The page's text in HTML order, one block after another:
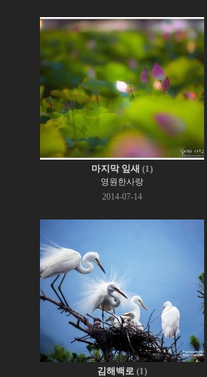
마지막 잎새 (1)
영원한사랑
2014-07-14
김해백로 (1)